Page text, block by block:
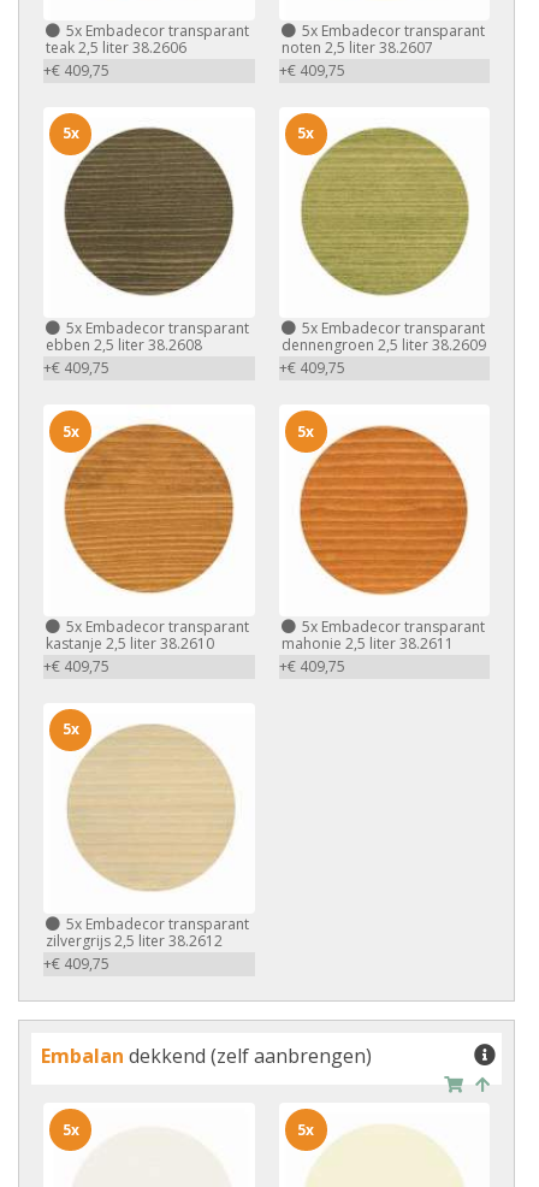
5x Embadecor transparant
teak 2,5 liter 38.2606
+€ 409,75
5xEmbadecor transparant
noten 2,5 liter 38.2607
+€ 409,75
5x Embadecor transparant
ebben 2,5 liter 38.2608
+€ 409,75
5x
5xEmbadecor transparant
dennengroen 2,5 liter 38.2609
+€ 409,75
5x
5x Embadecor transparant
kastanje 2,5 liter 38.2610
+€ 409,75
5x
5xEmbadecor transparant
mahonie 2,5 liter 38.2611
+€ 409,75
5x
5x Embadecor transparant
zilvergrijs 2,5 liter 38.2612
+€ 409,75
5x
Embalan dekkend (zelf aanbrengen)
5x 5x